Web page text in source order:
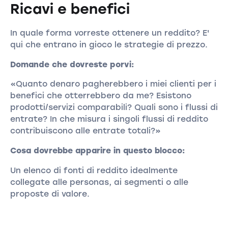
Ricavi e benefici
In quale forma vorreste ottenere un reddito? E'
qui che entrano in gioco le strategie di prezzo.
Domande che dovreste porvi:
«Quanto denaro pagherebbero i miei clienti per i
benefici che otterrebbero da me? Esistono
prodotti/servizi comparabili? Quali sono i flussi di
entrate? In che misura i singoli flussi di reddito
contribuiscono alle entrate totali?»
Cosa dovrebbe apparire in questo blocco:
Un elenco di fonti di reddito idealmente
collegate alle personas, ai segmenti o alle
proposte di valore.